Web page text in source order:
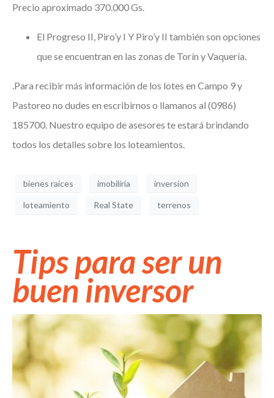
Precio aproximado 370.000 Gs.
El Progreso II, Piro’y I Y Piro’y II también son opciones
que se encuentran en las zonas de Torín y Vaquería.
Para recibir más información de los lotes en Campo 9 y
Pastoreo no dudes en escribirnos o llamanos al (0986)
185700. Nuestro equipo de asesores te estará brindando
todos los detalles sobre los loteamientos.
bienes raices imobiliria inversion
loteamiento Real State terrenos
Tips para ser un
buen inversor